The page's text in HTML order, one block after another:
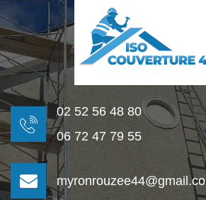
02 52 56 48 80
06 72 47 79 55